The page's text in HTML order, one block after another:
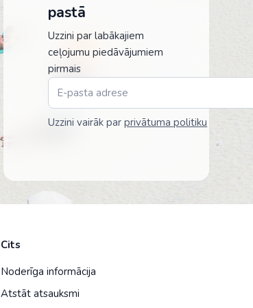
pastā
Uzzini par labākajiem
ceļojumu piedāvājumiem
pirmais
Uzzini vairāk parprivātuma politiku
Cits
Noderīga informācija
Atstāt atsauksmi